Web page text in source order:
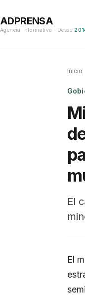
ADPRENSA
Agencia Informativa · Desde
Inicio
El
El